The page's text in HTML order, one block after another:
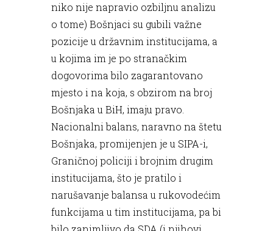
niko nije napravio ozbiljnu analizu
o tome) Bošnjaci su gubili važne
pozicije u državnim institucijama, a
u kojima im je po stranačkim
dogovorima bilo zagarantovano
mjesto i na koja, s obzirom na broj
Bošnjaka u BiH, imaju pravo.
Nacionalni balans, naravno na štetu
Bošnjaka, promijenjen je u SIPA-i,
Graničnoj policiji i brojnim drugim
institucijama, što je pratilo i
narušavanje balansa u rukovodećim
funkcijama u tim institucijama, pa bi